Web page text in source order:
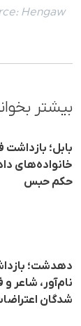
Hengaw
بیشتر
بابل؛ بازداشت
خانواده‌های
حکم حبس
دهدشت؛
نام‌آور، شاعر و
شدگان